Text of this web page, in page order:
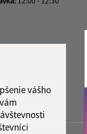
vášho